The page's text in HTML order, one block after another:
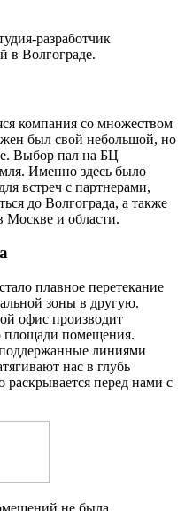
разработчик
в Волгограде.
компания со множеством
был свой небольшой, но
Выбор пал на БЦ
Именно здесь было
встреч с партнерами,
до Волгограда, а также
Москве и области.
плавное перетекание
зоны в другую.
офис производит
площади помещения.
линиями
нас в глубь
раскрывается перед нами с
не была